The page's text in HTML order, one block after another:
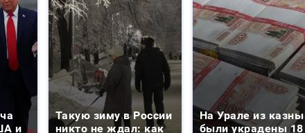
и
Такую зиму в России
никто не ждал: как
На Урале из казны
были украдены 18